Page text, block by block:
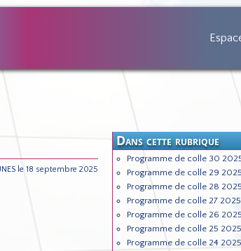
Dans cette rubrique
Programme de colle 30
Programme de colle 29
Programme de colle 28
Programme de colle 27
Programme de colle 26
Programme de colle 25
Programme de colle 24
le 18 septembre 2025